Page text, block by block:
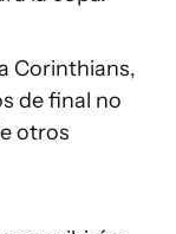
Corinthians,
de final no
otros